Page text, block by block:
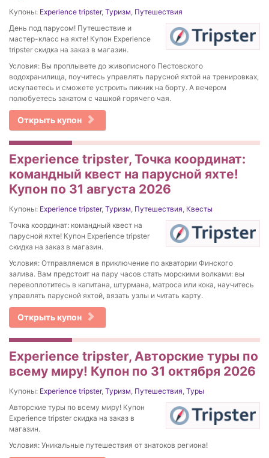
Купоны: Experience tripster, Туризм, Путешествия
День под парусом! Путешествие и
мастер-класс на яхте! Купон Experience
tripster скидка на заказ в магазин.
Условия: Вы проплывете до живописного Пестовского
водохранилища, поучитесь управлять парусной яхтой на тренировках,
искупаетесь и сможете устроить пикник на борту. А вечером
полюбуетесь закатом с чашкой горячего чая.
Открыть купон
Experience tripster, Точка координат:
командный квест на парусной яхте!
Купон по 31 августа 2026
Купоны: Experience tripster, Туризм, Путешествия, Квесты
Точка координат: командный квест на
парусной яхте! Купон Experience tripster
скидка на заказ в магазин.
Условия: Отправляемся в приключение по акватории Финского
залива. Вам предстоит на пару часов стать морскими волками: вы
перевоплотитесь в капитана, штурмана, матроса или кока, научитесь
управлять парусной яхтой, вязать узлы и читать карту.
Открыть купон
Experience tripster, Авторские туры по
всему миру! Купон по 31 октября 2026
Купоны: Experience tripster, Туризм, Путешествия, Туры
Авторские туры по всему миру! Купон
Experience tripster скидка на заказ в
магазин.
Условия: Уникальные путешествия от знатоков региона!